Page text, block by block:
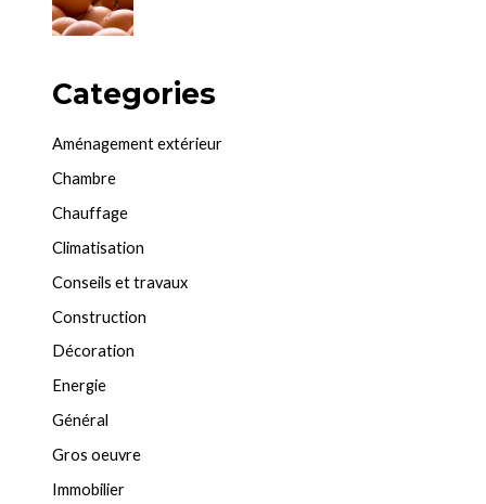
Categories
Aménagement extérieur
Chambre
Chauffage
Climatisation
Conseils et travaux
Construction
Décoration
Energie
Général
Gros oeuvre
Immobilier